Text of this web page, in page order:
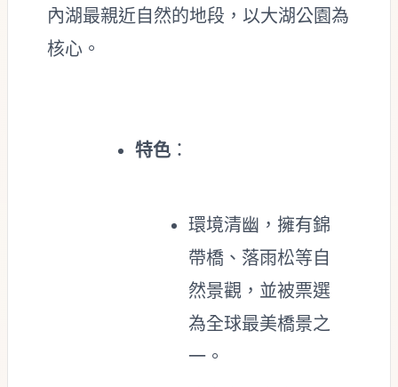
內湖最親近自然的地段，以大湖公園為
核心。
特色 ：
環境清幽，擁有錦
帶橋、落雨松等自
然景觀，並被票選
為全球最美橋景之
一。